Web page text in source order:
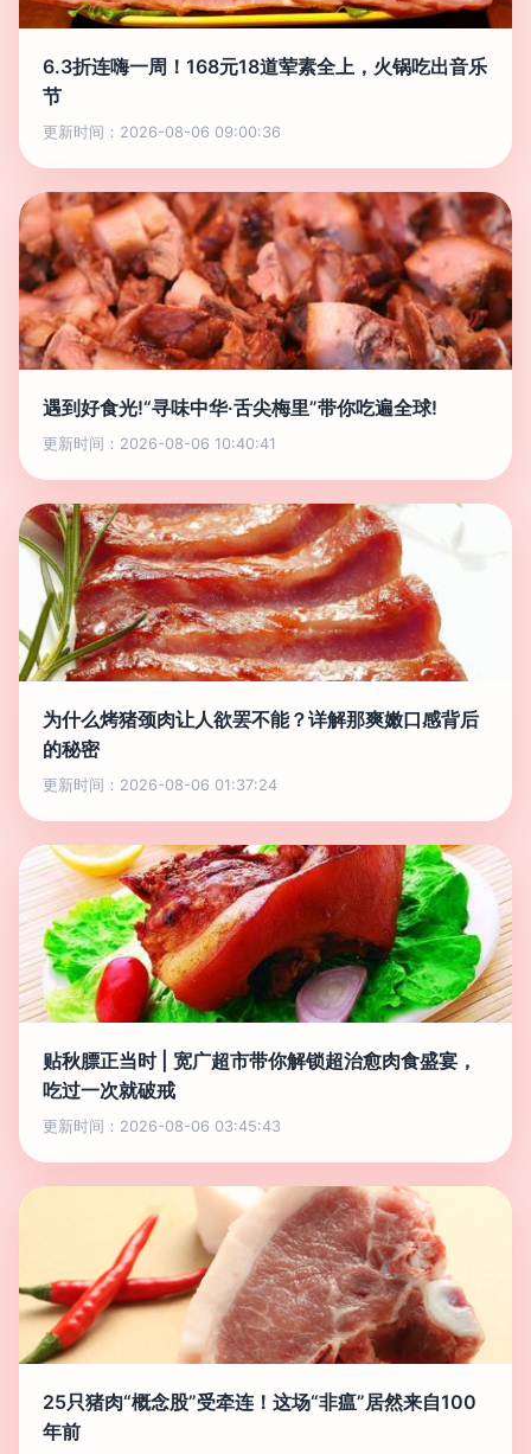
6.3折连嗨一周！168元18道荤素全上，火锅吃出音乐
节
更新时间：2026-08-06 09:00:36
遇到好食光!“寻味中华·舌尖梅里”带你吃遍全球!
更新时间：2026-08-06 10:40:41
为什么烤猪颈肉让人欲罢不能？详解那爽嫩口感背后
的秘密
更新时间：2026-08-06 01:37:24
贴秋膘正当时 | 宽广超市带你解锁超治愈肉食盛宴，
吃过一次就破戒
更新时间：2026-08-06 03:45:43
25只猪肉“概念股”受牵连！这场“非瘟”居然来自100
年前